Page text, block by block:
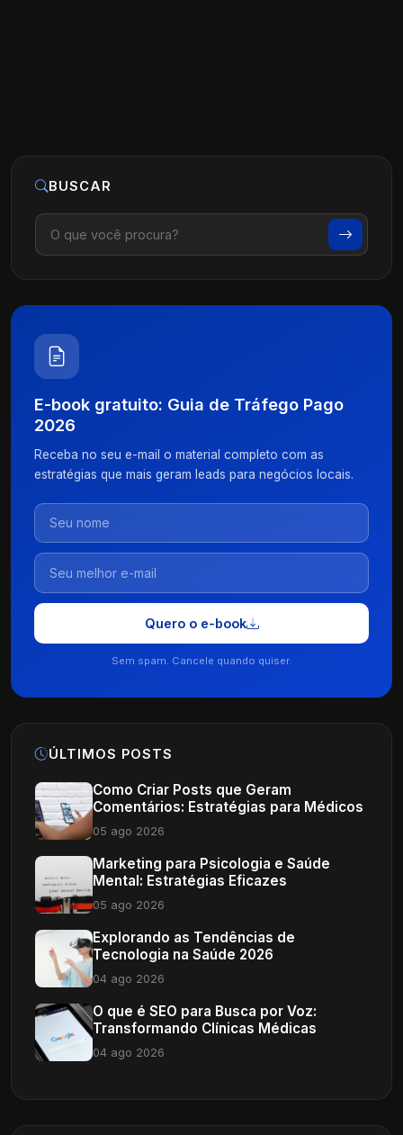
BUSCAR
E-book gratuito: Guia de Tráfego Pago
2026
Receba no seu e-mail o material completo com as
estratégias que mais geram leads para negócios locais.
Quero o e-book
Sem spam. Cancele quando quiser.
ÚLTIMOS POSTS
Como Criar Posts que Geram
Comentários: Estratégias para Médicos
05 ago 2026
Marketing para Psicologia e Saúde
Mental: Estratégias Eficazes
05 ago 2026
Explorando as Tendências de
Tecnologia na Saúde 2026
04 ago 2026
O que é SEO para Busca por Voz:
Transformando Clínicas Médicas
04 ago 2026